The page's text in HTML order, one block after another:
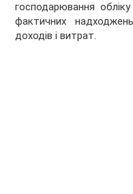
господарювання
фактичних
доходів і витрат.